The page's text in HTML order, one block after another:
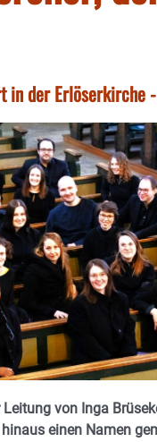
in der
von Inga
einen Namen